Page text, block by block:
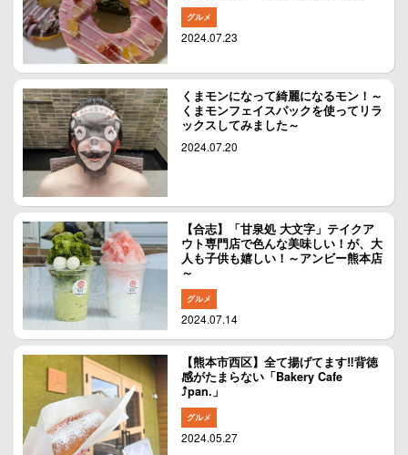
グルメ
2024.07.23
くまモンになって綺麗になるモン！～
くまモンフェイスパックを使ってリラ
ックスしてみました～
2024.07.20
【合志】「甘泉処 大文字」テイクア
ウト専門店で色んな美味しい！が、大
人も子供も嬉しい！～アンビー熊本店
～
グルメ
2024.07.14
【熊本市西区】全て揚げてます‼︎背徳
感がたまらない「Bakery Cafe
⤴︎pan.」
グルメ
2024.05.27